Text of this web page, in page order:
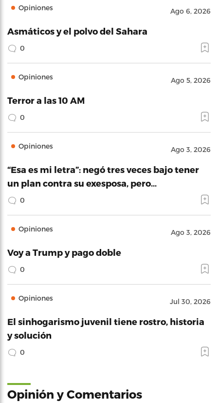
Opiniones Ago 6, 2026
Asmáticos y el polvo del Sahara
0
Opiniones Ago 5, 2026
Terror a las 10 AM
0
Opiniones Ago 3, 2026
“Esa es mi letra”: negó tres veces bajo tener
un plan contra su exesposa, pero…
0
Opiniones Ago 3, 2026
Voy a Trump y pago doble
0
Opiniones Jul 30, 2026
El sinhogarismo juvenil tiene rostro, historia
y solución
0
Opinión y Comentarios